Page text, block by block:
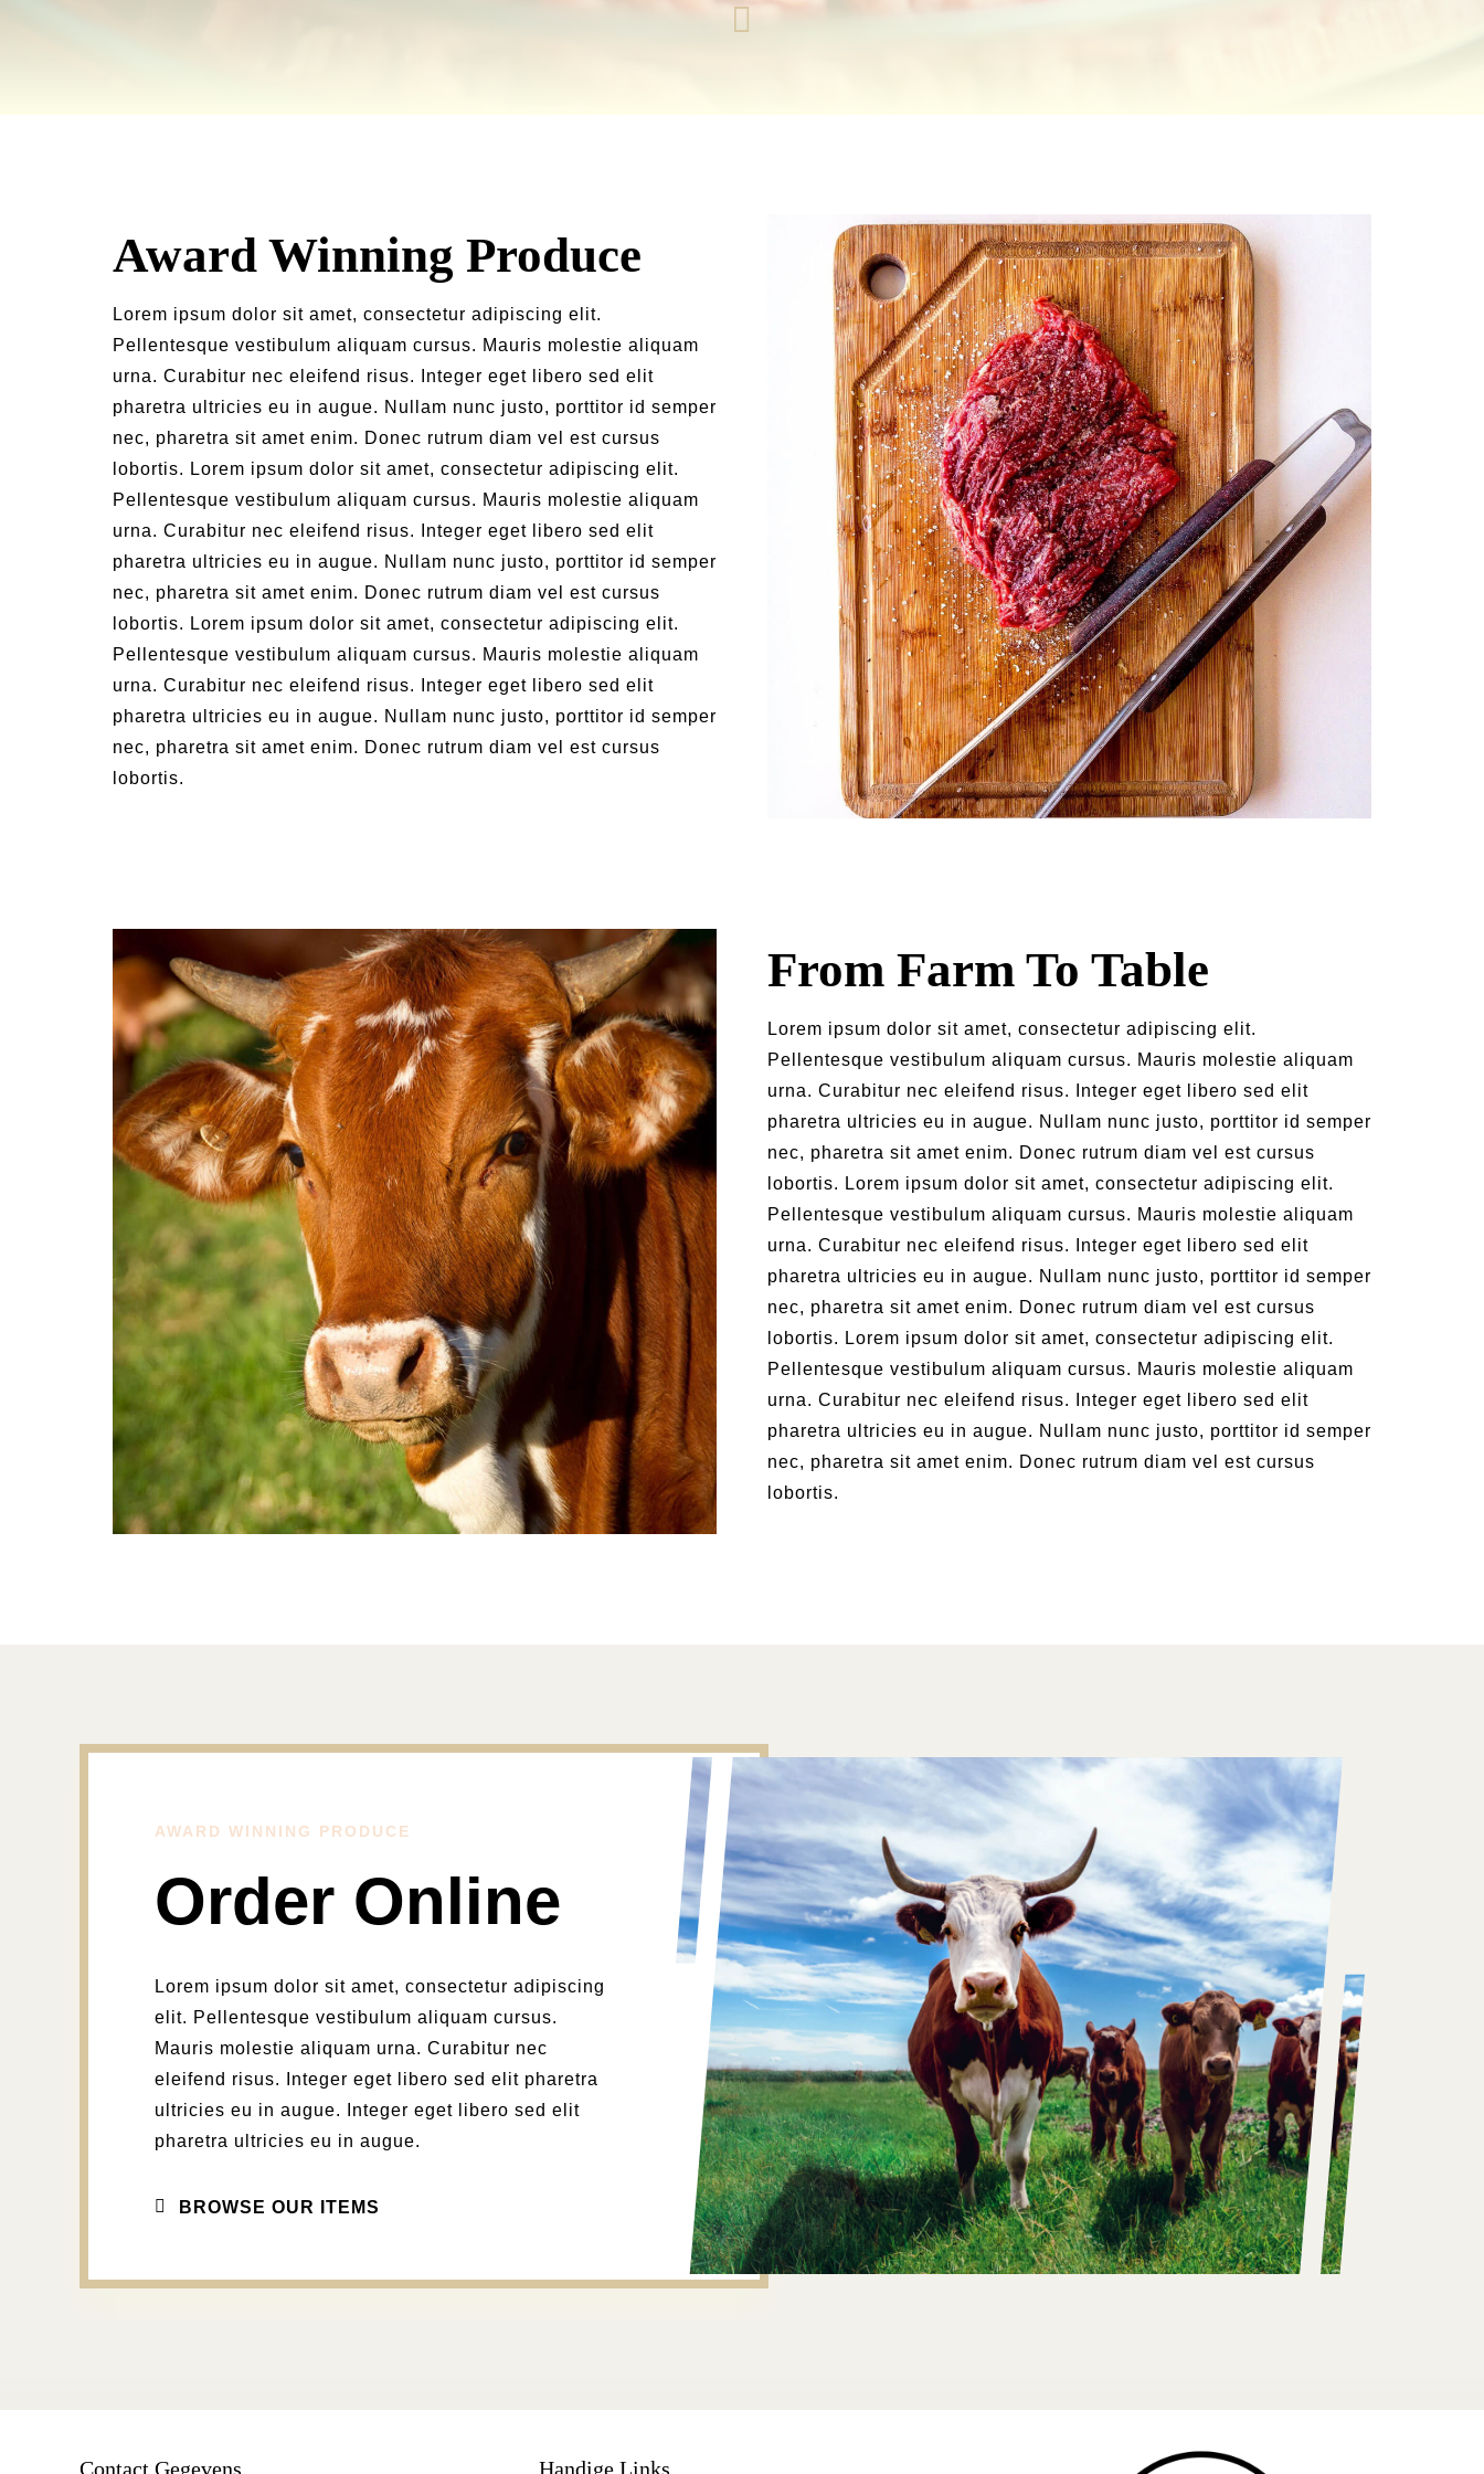
Award Winning Produce
Lorem ipsum dolor sit amet, consectetur adipiscing elit.
Pellentesque vestibulum aliquam cursus. Mauris molestie aliquam
urna. Curabitur nec eleifend risus. Integer eget libero sed elit
pharetra ultricies eu in augue. Nullam nunc justo, porttitor id semper
nec, pharetra sit amet enim. Donec rutrum diam vel est cursus
lobortis. Lorem ipsum dolor sit amet, consectetur adipiscing elit.
Pellentesque vestibulum aliquam cursus. Mauris molestie aliquam
urna. Curabitur nec eleifend risus. Integer eget libero sed elit
pharetra ultricies eu in augue. Nullam nunc justo, porttitor id semper
nec, pharetra sit amet enim. Donec rutrum diam vel est cursus
lobortis. Lorem ipsum dolor sit amet, consectetur adipiscing elit.
Pellentesque vestibulum aliquam cursus. Mauris molestie aliquam
urna. Curabitur nec eleifend risus. Integer eget libero sed elit
pharetra ultricies eu in augue. Nullam nunc justo, porttitor id semper
nec, pharetra sit amet enim. Donec rutrum diam vel est cursus
lobortis.
From Farm To Table
Lorem ipsum dolor sit amet, consectetur adipiscing elit.
Pellentesque vestibulum aliquam cursus. Mauris molestie aliquam
urna. Curabitur nec eleifend risus. Integer eget libero sed elit
pharetra ultricies eu in augue. Nullam nunc justo, porttitor id semper
nec, pharetra sit amet enim. Donec rutrum diam vel est cursus
lobortis. Lorem ipsum dolor sit amet, consectetur adipiscing elit.
Pellentesque vestibulum aliquam cursus. Mauris molestie aliquam
urna. Curabitur nec eleifend risus. Integer eget libero sed elit
pharetra ultricies eu in augue. Nullam nunc justo, porttitor id semper
nec, pharetra sit amet enim. Donec rutrum diam vel est cursus
lobortis. Lorem ipsum dolor sit amet, consectetur adipiscing elit.
Pellentesque vestibulum aliquam cursus. Mauris molestie aliquam
urna. Curabitur nec eleifend risus. Integer eget libero sed elit
pharetra ultricies eu in augue. Nullam nunc justo, porttitor id semper
nec, pharetra sit amet enim. Donec rutrum diam vel est cursus
lobortis.
AWARD WINNING PRODUCE
Order Online
Lorem ipsum dolor sit amet, consectetur adipiscing
elit. Pellentesque vestibulum aliquam cursus.
Mauris molestie aliquam urna. Curabitur nec
eleifend risus. Integer eget libero sed elit pharetra
ultricies eu in augue. Integer eget libero sed elit
pharetra ultricies eu in augue.
BROWSE OUR ITEMS
Contact Gegevens Handige Links